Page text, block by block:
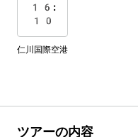
16:
10
仁川国際空港
ツアーの内容